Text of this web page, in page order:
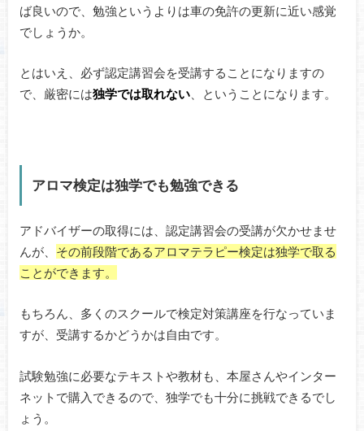
ば良いので、勉強というよりは車の免許の更新に近い感覚
でしょうか。
とはいえ、必ず認定講習会を受講することになりますの
で、厳密には独学では取れない、ということになります。
アロマ検定は独学でも勉強できる
アドバイザーの取得には、認定講習会の受講が欠かせませ
んが、 その前段階であるアロマテラピー検定は独学で取る
ことができます。
もちろん、多くのスクールで検定対策講座を行なっていま
すが、受講するかどうかは自由です。
試験勉強に必要なテキストや教材も、本屋さんやインター
ネットで購入できるので、独学でも十分に挑戦できるでし
ょう。